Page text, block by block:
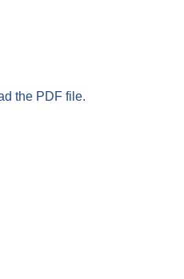
the PDF file.